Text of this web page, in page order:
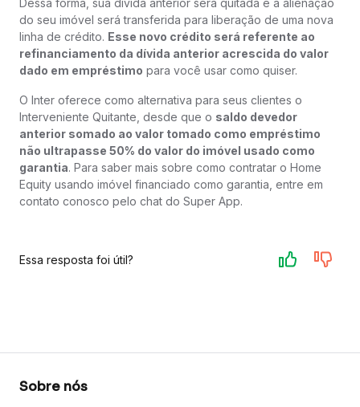
Dessa forma, sua dívida anterior será quitada e a alienação
do seu imóvel será transferida para liberação de uma nova
linha de crédito. Esse novo crédito será referente ao
refinanciamento da dívida anterior acrescida do valor
dado em empréstimo para você usar como quiser.
O Inter oferece como alternativa para seus clientes o
Interveniente Quitante, desde que o saldo devedor
anterior somado ao valor tomado como empréstimo
não ultrapasse 50% do valor do imóvel usado como
garantia. Para saber mais sobre como contratar o Home
Equity usando imóvel financiado como garantia, entre em
contato conosco pelo chat do Super App.
Essa resposta foi útil?
Sobre nós